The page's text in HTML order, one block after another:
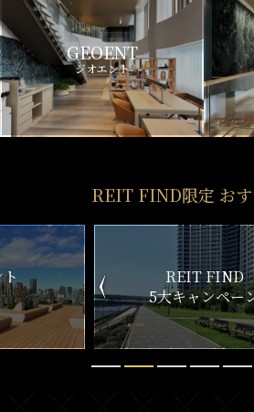
GEOENT
ジオエント
REIT FIND限定 お
ン
リアルタイム
更新一覧チェッ